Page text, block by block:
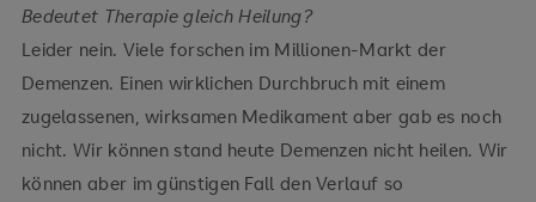
Bedeutet Therapie gleich Heilung?
Leider nein. Viele forschen im Millionen-Markt der
Demenzen. Einen wirklichen Durchbruch mit einem
zugelassenen, wirksamen Medikament aber gab es noch
nicht. Wir können stand heute Demenzen nicht heilen. Wir
können aber im günstigen Fall den Verlauf so